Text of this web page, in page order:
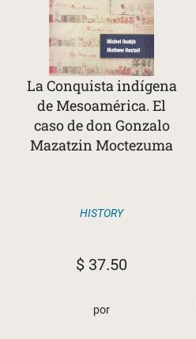
La Conquista indígena
de Mesoamérica. El
caso de don Gonzalo
Mazatzin Moctezuma
HISTORY
$ 37.50
por